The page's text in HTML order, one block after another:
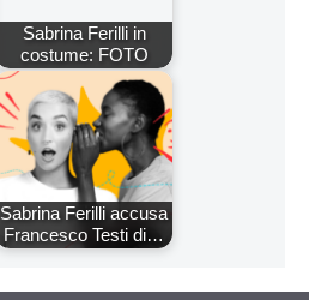
Sabrina Ferilli in
costume: FOTO
Sabrina Ferilli accusa
Francesco Testi di…